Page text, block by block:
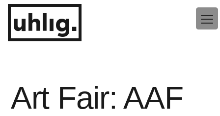
Zum
Inhalt
springenuhlig.
Art Fair: AAF